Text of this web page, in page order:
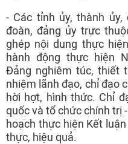
- Các tỉnh ủy, thành
đoàn, đảng ủy trực
ghép nội dung thực
hành động thực hiện
Đảng nghiêm túc, thiết
nhiệm lãnh đạo, chỉ đạo
hời hợt, hình thức. Chỉ
quốc và tổ chức chính trị
hoạch thực hiện Kết
thực, hiệu quả.